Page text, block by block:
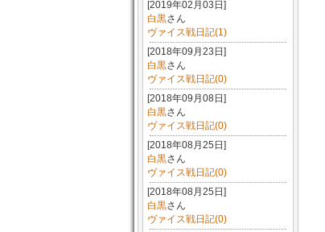
[2019年02月03日]
白黒さん
ヴァイス戦日記(1)
[2018年09月23日]
白黒さん
ヴァイス戦日記(0)
[2018年09月08日]
白黒さん
ヴァイス戦日記(0)
[2018年08月25日]
白黒さん
ヴァイス戦日記(0)
[2018年08月25日]
白黒さん
ヴァイス戦日記(0)